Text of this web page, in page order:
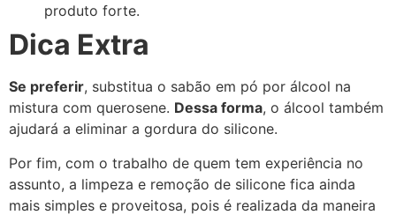
produto forte.
Dica Extra
Se preferir, substitua o sabão em pó por álcool na
mistura com querosene. Dessa forma, o álcool também
ajudará a eliminar a gordura do silicone.
Por fim, com o trabalho de quem tem experiência no
assunto, a limpeza e remoção de silicone fica ainda
mais simples e proveitosa, pois é realizada da maneira